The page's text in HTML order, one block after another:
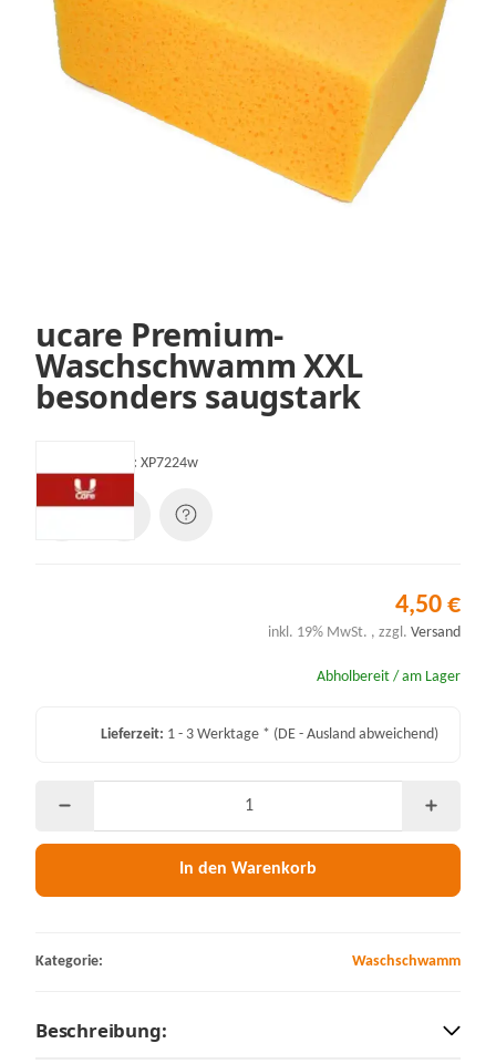
ucare Premium-
Waschschwamm XXL
besonders saugstark
Artikelnummer: XP7224w
4,50 €
inkl. 19% MwSt. , zzgl. Versand
Abholbereit / am Lager
Lieferzeit: 1 - 3 Werktage * (DE - Ausland abweichend)
In den Warenkorb
Kategorie: Waschschwamm
Beschreibung: